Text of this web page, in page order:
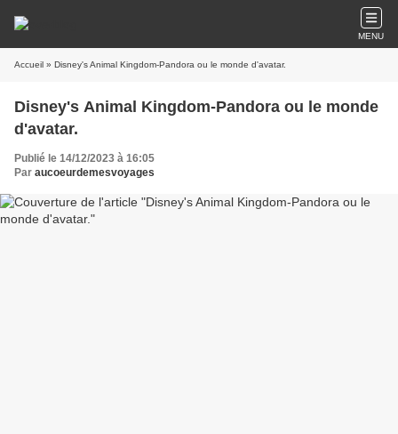
MENU
Accueil » Disney's Animal Kingdom-Pandora ou le monde d'avatar.
Disney's Animal Kingdom-Pandora ou le monde
d'avatar.
Publié le 14/12/2023 à 16:05
Par aucoeurdemesvoyages